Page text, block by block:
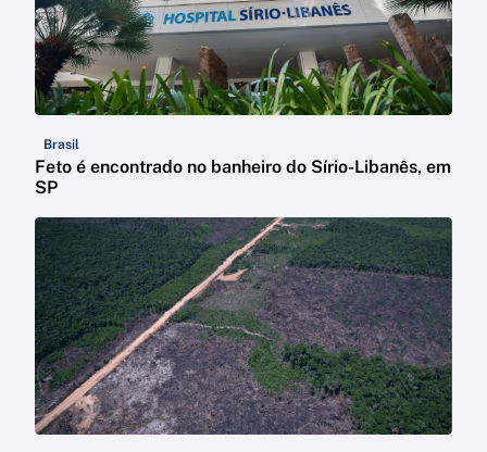
Brasil
Feto é encontrado no banheiro do Sírio-Libanês, em
SP